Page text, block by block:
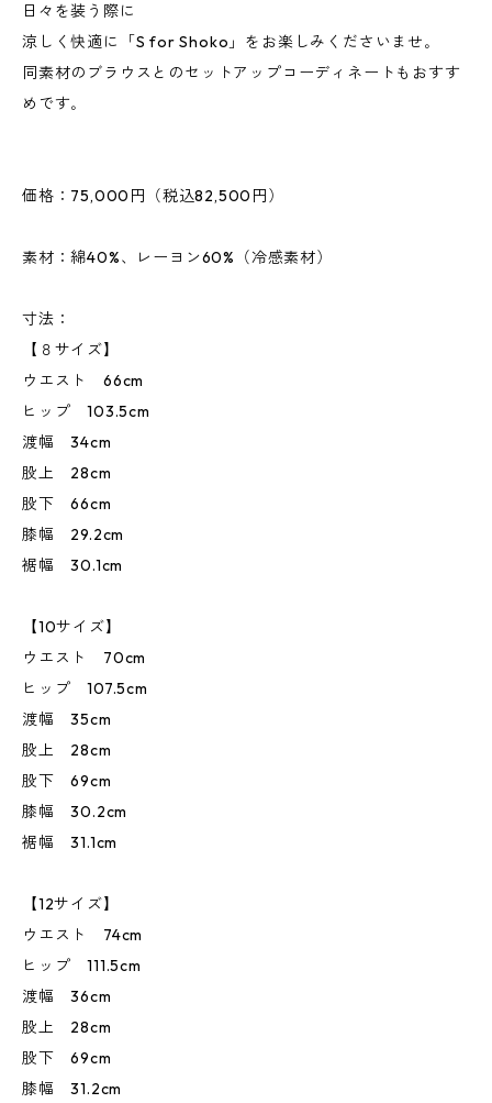
日々を装う際に
涼しく快適に「S for Shoko」をお楽しみくださいませ｡
同素材のブラウスとのセットアップコーディネートもおすす
めです｡
価格：75,000円（税込82,500円）
素材：綿40%、レーヨン60%（冷感素材）
寸法：
【８サイズ】
ウエスト 66cm
ヒップ 103.5cm
渡幅 34cm
股上 28cm
股下 66cm
膝幅 29.2cm
裾幅 30.1cm
【10サイズ】
ウエスト 70cm
ヒップ 107.5cm
渡幅 35cm
股上 28cm
股下 69cm
膝幅 30.2cm
裾幅 31.1cm
【12サイズ】
ウエスト 74cm
ヒップ 111.5cm
渡幅 36cm
股上 28cm
股下 69cm
膝幅 31.2cm